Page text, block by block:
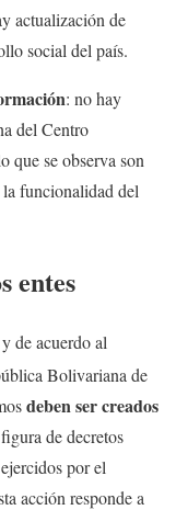
actualización de
social del país.
: no hay
del Centro
que se observa son
funcionalidad del
entes
de acuerdo al
Bolivariana de
deben ser creados
de decretos
por el
acción responde a